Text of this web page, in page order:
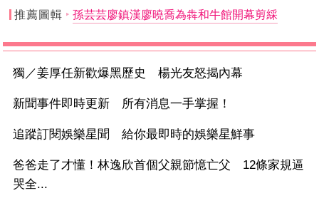
推薦圖輯 孫芸芸廖鎮漢廖曉喬為犇和牛館開幕剪綵
獨／姜厚任新歡爆黑歷史 楊光友怒揭內幕
新聞事件即時更新 所有消息一手掌握！
追蹤訂閱娛樂星聞 給你最即時的娛樂星鮮事
爸爸走了才懂！林逸欣首個父親節憶亡父 12條家規逼
哭全...